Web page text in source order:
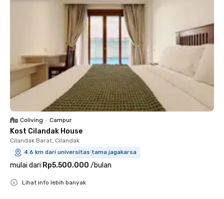
Coliving • Campur
Kost Cilandak House
Cilandak Barat, Cilandak
4.6 km dari universitas tama jagakarsa
mulai dari Rp5.500.000 /bulan
Lihat info lebih banyak